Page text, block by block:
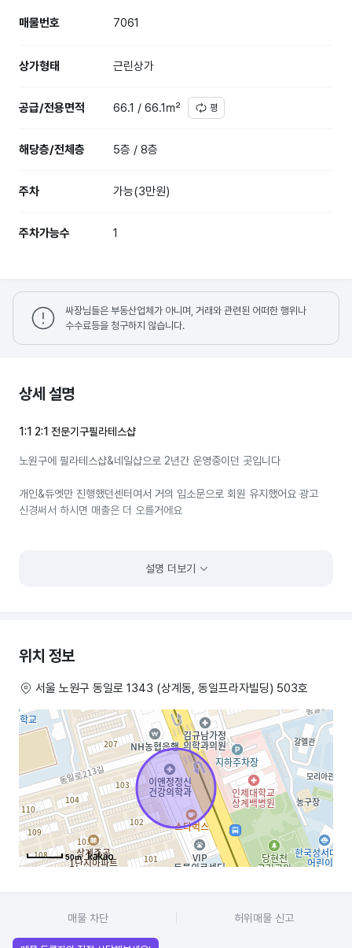
매물번호 7061
상가형태 근린상가
공급/전용면적 66.1 / 66.1㎡ 평
해당층/전체층 5층 / 8층
주차 가능(3만원)
주차가능수 1
싸장님들은 부동산업체가 아니며, 거래와 관련된 어떠한 행위나
수수료등을 청구하지 않습니다.
상세 설명
1:1 2:1 전문기구필라테스샵
노원구에 필라테스샵&네일샵으로 2년간 운영중이던 곳입니다
개인&듀엣만 진행했던센터여서 거의 입소문으로 회원 유지했어요 광고
신경써서 하시면 매출은 더 오를거에요
건물 일층에 베스킨라빈수 맥도날드 스벅 올리브영 등등 상권 좋습니다.
유지하셔도 됩니다. 공간 분리되어 있기 때문에 탈의실로 사용하면
기구는 인투필라테스 캐포머2/바렐1/체어1 각종 소도구 전부 비치되어
있음
바닥난방ㅇ/천장냉난방ㅇ/수도
보증금 1000
월세 100 vat별도 (샵인샵으로 보증금, 월세 기재금액에서 반씩
부담했었음)
설명 더보기
위치 정보
서울 노원구 동일로 1343 (상계동, 동일프라자빌딩) 503호
50m
매물 차단 허위매물 신고